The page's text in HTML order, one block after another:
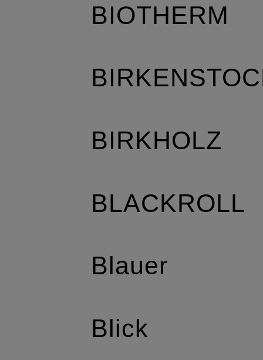
BIOTHERM
BIRKHOLZ
BLACKROLL
Blauer
Blick